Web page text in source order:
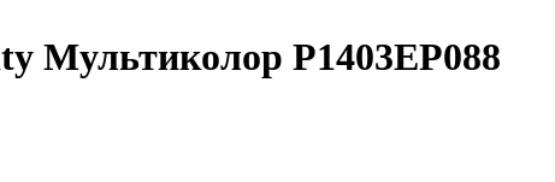
Мультиколор P1403EP088